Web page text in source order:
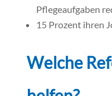
Pflegeaufgaben
15 Prozent ihren
Welche